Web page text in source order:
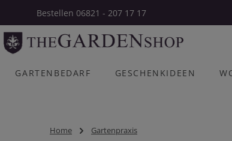
Bestellen 06821 - 207 17 17
GARTENBEDARF GESCHENKIDEEN
Home Gartenpraxis